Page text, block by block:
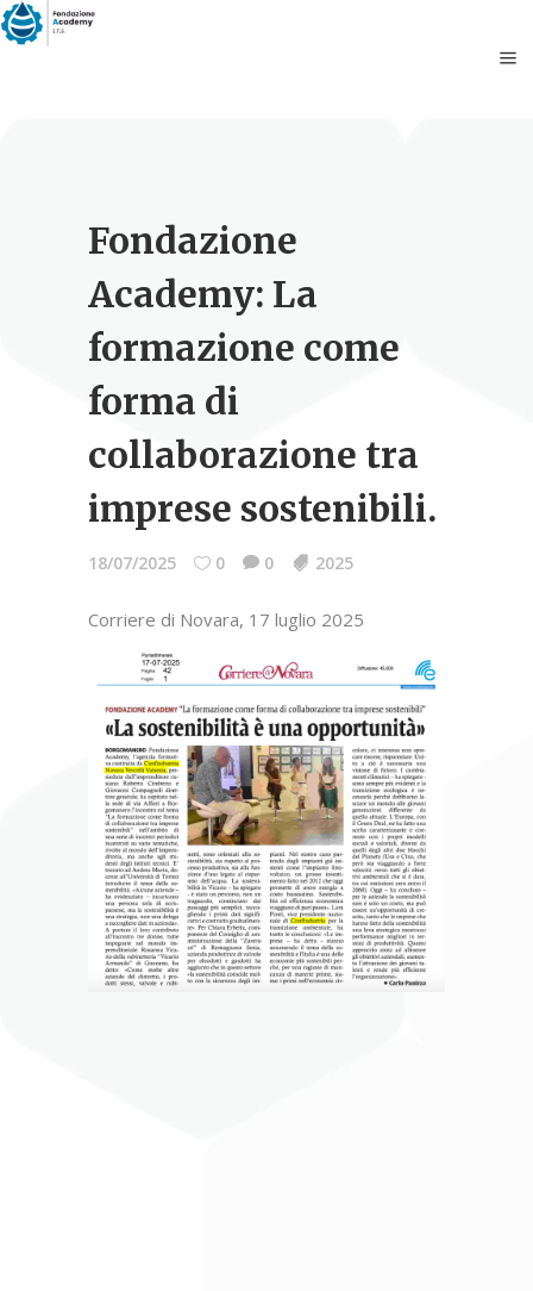
Fondazione
Academy: La
formazione come
forma di
collaborazione tra
imprese sostenibili.
18/07/2025 0 0 2025
Corriere di Novara, 17 luglio 2025